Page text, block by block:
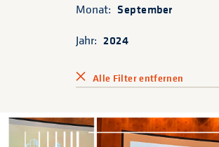
Monat: September
Jahr: 2024
Alle Filter entfernen